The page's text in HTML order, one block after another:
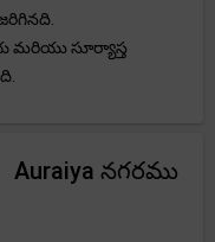
సూర్యాస్త
Auraiya నగరము